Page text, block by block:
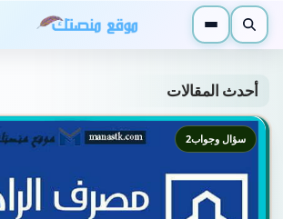
بحث القائمة
أحدث المقالات
سؤال وجواب2